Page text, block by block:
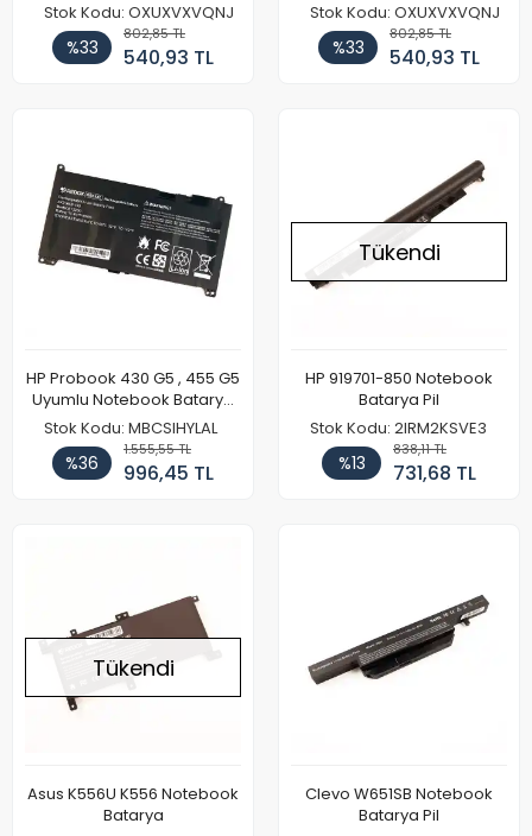
Stok Kodu: OXUXVXVQNJ
%33
802,85 TL
540,93 TL
Stok Kodu: OXUXVXVQNJ
%33
802,85 TL
540,93 TL
HP Probook 430 G5 , 455 G5
Uyumlu Notebook Batarya
Pil
Stok Kodu: MBCSIHYLAL
%36
1.555,55 TL
996,45 TL
Tükendi
HP 919701-850 Notebook
Batarya Pil
Stok Kodu: 2IRM2KSVE3
%13
838,11 TL
731,68 TL
Tükendi
Asus K556U K556 Notebook
Batarya
Clevo W651SB Notebook
Batarya Pil